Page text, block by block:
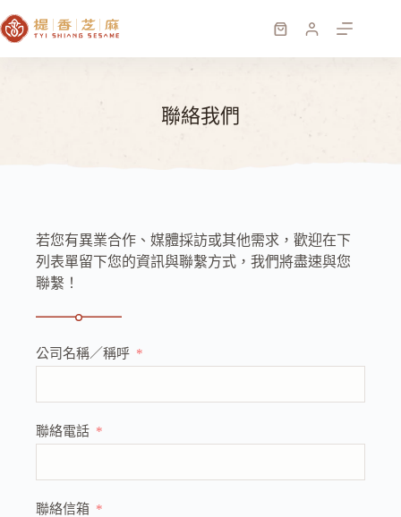
跳
至
主
購
物
聯絡我們
若您有異業合作、媒體採訪或其他需求，歡迎在下
列表單留下您的資訊與聯繫方式，我們將盡速與您
聯繫！
公司名稱／稱呼
聯絡電話
聯絡信箱